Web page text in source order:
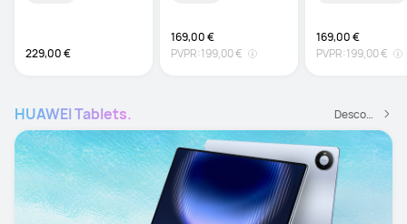
229,00 €
169,00 €
PVPR:199,00 €
169,00 €
PVPR:199,00 €
HUAWEI Tablets. Descobrir Mais